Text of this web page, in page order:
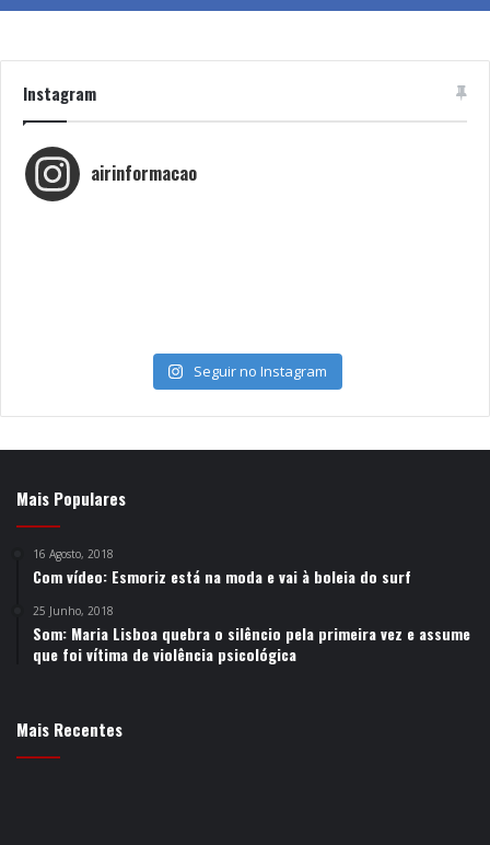
Instagram
airinformacao
Seguir no Instagram
Mais Populares
16 Agosto, 2018
Com vídeo: Esmoriz está na moda e vai à boleia do surf
25 Junho, 2018
Som: Maria Lisboa quebra o silêncio pela primeira vez e assume
que foi vítima de violência psicológica
Mais Recentes